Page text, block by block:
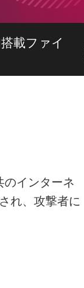
載ファイ
インターネ
れ、攻撃者に